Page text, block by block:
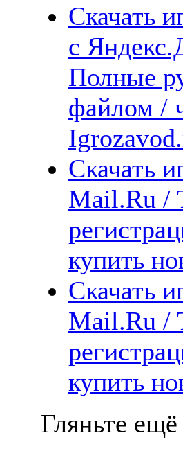
Скачать
с
Полные
файлом /
Скачать
Mail.Ru /
купить
Скачать
Mail.Ru /
купить
Гляньте